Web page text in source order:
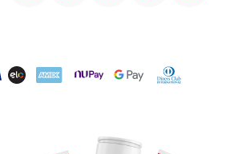
ELO AMEX NuPay Google PayDiners Club